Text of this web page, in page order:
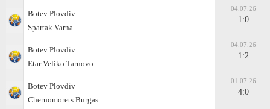
Botev Plovdiv
Spartak Varna
04.07.26
1:0
Botev Plovdiv
Etar Veliko Tarnovo
04.07.26
1:2
Botev Plovdiv
Chernomorets Burgas
01.07.26
4:0